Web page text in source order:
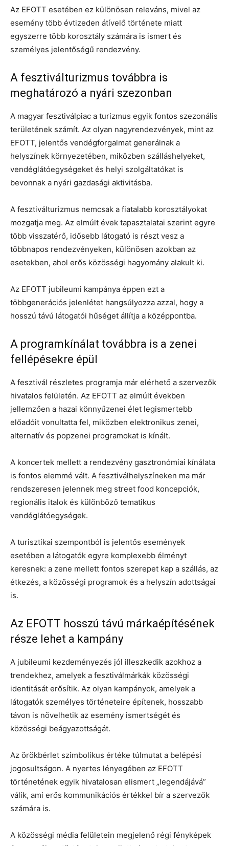
Az EFOTT esetében ez különösen releváns, mivel az
esemény több évtizeden átívelő története miatt
egyszerre több korosztály számára is ismert és
személyes jelentőségű rendezvény.
A fesztiválturizmus továbbra is
meghatározó a nyári szezonban
A magyar fesztiválpiac a turizmus egyik fontos szezonális
területének számít. Az olyan nagyrendezvények, mint az
EFOTT, jelentős vendégforgalmat generálnak a
helyszínek környezetében, miközben szálláshelyeket,
vendéglátóegységeket és helyi szolgáltatókat is
bevonnak a nyári gazdasági aktivitásba.
A fesztiválturizmus nemcsak a fiatalabb korosztályokat
mozgatja meg. Az elmúlt évek tapasztalatai szerint egyre
több visszatérő, idősebb látogató is részt vesz a
többnapos rendezvényeken, különösen azokban az
esetekben, ahol erős közösségi hagyomány alakult ki.
Az EFOTT jubileumi kampánya éppen ezt a
többgenerációs jelenlétet hangsúlyozza azzal, hogy a
hosszú távú látogatói hűséget állítja a középpontba.
A programkínálat továbbra is a zenei
fellépésekre épül
A fesztivál részletes programja már elérhető a szervezők
hivatalos felületén. Az EFOTT az elmúlt években
jellemzően a hazai könnyűzenei élet legismertebb
előadóit vonultatta fel, miközben elektronikus zenei,
alternatív és popzenei programokat is kínált.
A koncertek mellett a rendezvény gasztronómiai kínálata
is fontos elemmé vált. A fesztiválhelyszíneken ma már
rendszeresen jelennek meg street food koncepciók,
regionális italok és különböző tematikus
vendéglátóegységek.
A turisztikai szempontból is jelentős események
esetében a látogatók egyre komplexebb élményt
keresnek: a zene mellett fontos szerepet kap a szállás, az
étkezés, a közösségi programok és a helyszín adottságai
is.
Az EFOTT hosszú távú márkaépítésének
része lehet a kampány
A jubileumi kezdeményezés jól illeszkedik azokhoz a
trendekhez, amelyek a fesztiválmárkák közösségi
identitását erősítik. Az olyan kampányok, amelyek a
látogatók személyes történeteire építenek, hosszabb
távon is növelhetik az esemény ismertségét és
közösségi beágyazottságát.
Az örökbérlet szimbolikus értéke túlmutat a belépési
jogosultságon. A nyertes lényegében az EFOTT
történetének egyik hivatalosan elismert „legendájává”
válik, ami erős kommunikációs értékkel bír a szervezők
számára is.
A közösségi média felületein megjelenő régi fényképek